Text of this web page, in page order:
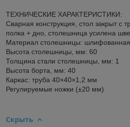
ТЕХНИЧЕСКИЕ ХАРАКТЕРИСТИКИ:
Сварная конструкция, стол закрыт с
полка + дно, столешница усилена
Материал столешницы:
Высота столешницы, мм: 60
Толщина стали столешницы, мм: 1
Высота борта, мм: 40
Каркас: труба 40×40×1,2 мм
Регулируемые ножки (±20 мм)
Скрыть